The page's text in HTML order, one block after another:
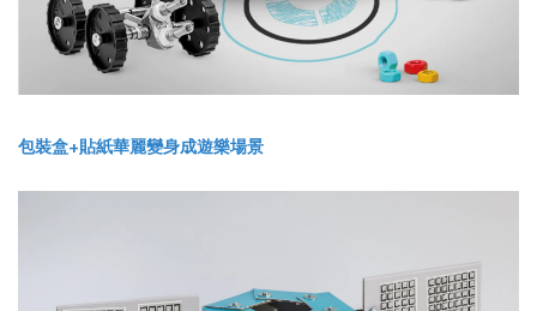
包裝盒+貼紙華麗變身成遊樂場景